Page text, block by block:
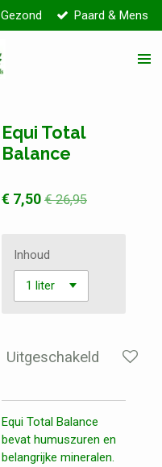
Gezond Paard & Mens
Equi Total
Balance
€ 7,50 € 26,95
Inhoud
Uitgeschakeld
Equi Total Balance
bevat humuszuren en
belangrijke mineralen.